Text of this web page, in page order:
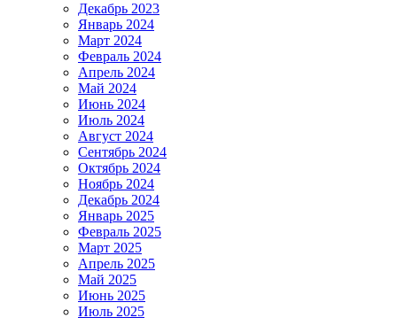
Декабрь 2023
Январь 2024
Март 2024
Февраль 2024
Апрель 2024
Май 2024
Июнь 2024
Июль 2024
Август 2024
Сентябрь 2024
Октябрь 2024
Ноябрь 2024
Декабрь 2024
Январь 2025
Февраль 2025
Март 2025
Апрель 2025
Май 2025
Июнь 2025
Июль 2025